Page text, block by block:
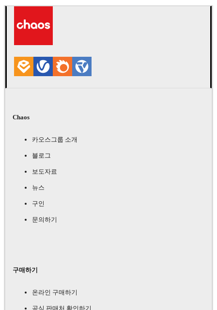
Chaos
카오스그룹 소개
블로그
보도자료
뉴스
구인
문의하기
구매하기
온라인 구매하기
공식 판매처 확인하기